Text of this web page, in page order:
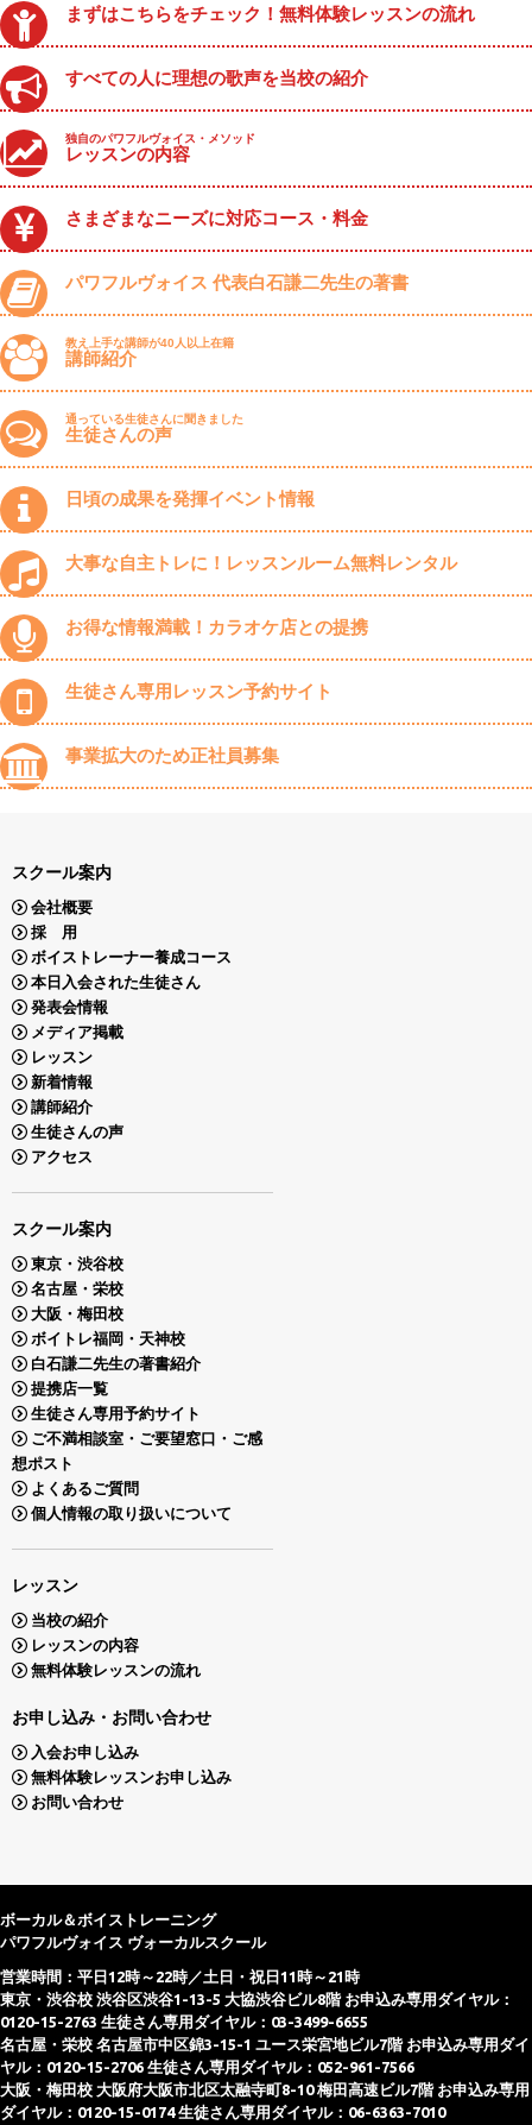
まずはこちらをチェック！無料体験レッスンの流れ
すべての人に理想の歌声を当校の紹介
独自のパワフルヴォイス・メソッド
レッスンの内容
さまざまなニーズに対応コース・料金
パワフルヴォイス 代表白石謙二先生の著書
教え上手な講師が40人以上在籍
講師紹介
通っている生徒さんに聞きました
生徒さんの声
日頃の成果を発揮イベント情報
大事な自主トレに！レッスンルーム無料レンタル
お得な情報満載！カラオケ店との提携
生徒さん専用レッスン予約サイト
事業拡大のため正社員募集
スクール案内
会社概要
採 用
ボイストレーナー養成コース
本日入会された生徒さん
発表会情報
メディア掲載
レッスン
新着情報
講師紹介
生徒さんの声
アクセス
スクール案内
東京・渋谷校
名古屋・栄校
大阪・梅田校
ボイトレ福岡・天神校
白石謙二先生の著書紹介
提携店一覧
生徒さん専用予約サイト
ご不満相談室・ご要望窓口・ご感
想ポスト
よくあるご質問
個人情報の取り扱いについて
レッスン
当校の紹介
レッスンの内容
無料体験レッスンの流れ
お申し込み・お問い合わせ
入会お申し込み
無料体験レッスンお申し込み
お問い合わせ
ボーカル＆ボイストレーニング
パワフルヴォイス ヴォーカルスクール
営業時間：平日12時～22時／土日・祝日11時～21時
東京・渋谷校 渋谷区渋谷1-13-5 大協渋谷ビル8階 お申込み専用ダイヤル：
0120-15-2763 生徒さん専用ダイヤル：03-3499-6655
名古屋・栄校 名古屋市中区錦3-15-1 ユース栄宮地ビル7階 お申込み専用ダイ
ヤル：0120-15-2706 生徒さん専用ダイヤル：052-961-7566
大阪・梅田校 大阪府大阪市北区太融寺町8-10 梅田高速ビル7階 お申込み専用
ダイヤル：0120-15-0174 生徒さん専用ダイヤル：06-6363-7010